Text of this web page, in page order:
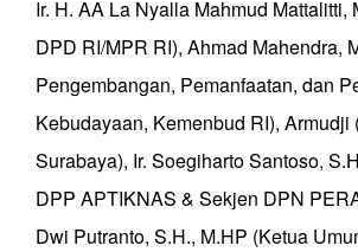
Ir. H. AA La Nyalla Mahmud Mattalitti,
DPD RI/MPR RI), Ahmad Mahendra,
Pengembangan, Pemanfaatan, dan
Kebudayaan, Kemenbud RI), Armudji
Surabaya), Ir. Soegiharto Santoso,
DPP APTIKNAS & Sekjen DPN
Dwi Putranto, S.H., M.HP (Ketua